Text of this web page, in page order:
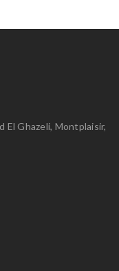
El Ghazeli, Montplaisir,